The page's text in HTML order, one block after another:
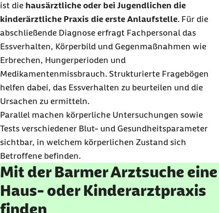
ist die hausärztliche oder bei Jugendlichen die
kinderärztliche Praxis die erste Anlaufstelle. Für die
abschließende Diagnose erfragt Fachpersonal das
Essverhalten, Körperbild und Gegenmaßnahmen wie
Erbrechen, Hungerperioden und
Medikamentenmissbrauch. Strukturierte Fragebögen
helfen dabei, das Essverhalten zu beurteilen und die
Ursachen zu ermitteln.
Parallel machen körperliche Untersuchungen sowie
Tests verschiedener Blut- und Gesundheitsparameter
sichtbar, in welchem körperlichen Zustand sich
Betroffene befinden.
Mit der Barmer Arztsuche eine
Haus- oder Kinderarztpraxis
finden